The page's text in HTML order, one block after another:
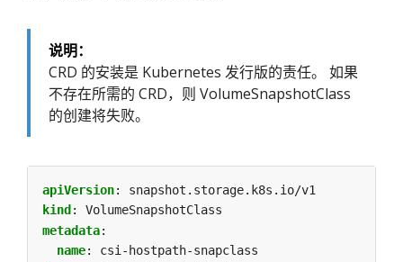
说明：
CRD 的安装是 Kubernetes 发行版的责任。 如果
不存在所需的 CRD，则 VolumeSnapshotClass
的创建将失败。
apiVersion:
snapshot.storage.k8s.io/v1
kind :
VolumeSnapshotClass
metadata:
name:
csi-hostpath-snapclass